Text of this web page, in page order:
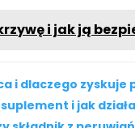
i jak ją
i dlaczego zyskuje
i jak